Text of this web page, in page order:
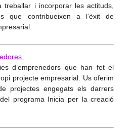
treballar i incorporar les actituds,
que contribueixen a l’èxit de
d’emprenedors que han fet el
projecte empresarial. Us oferim
projectes engegats els darrers
programa Inicia per la creació